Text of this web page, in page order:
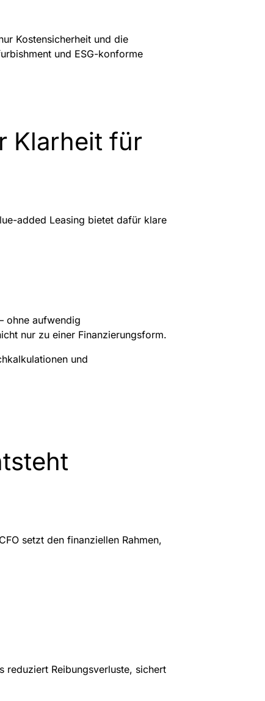
Kostensicherheit und die
und ESG-konforme
Klarheit für
added Leasing bietet dafür klare
ohne aufwendig
nur zu einer Finanzierungsform.
und
setzt den finanziellen Rahmen,
reduziert Reibungsverluste, sichert